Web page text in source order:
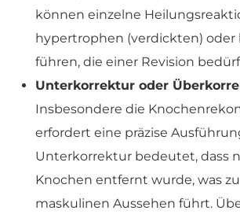
können einzelne
hypertrophen (verdickten) oder
führen, die einer Revision
Unterkorrektur oder
Insbesondere die
erfordert eine präzise
Unterkorrektur bedeutet, dass
Knochen entfernt wurde, was
maskulinen Aussehen führt.